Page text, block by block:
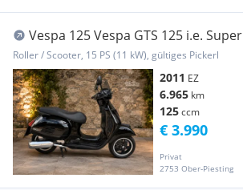
Vespa 125 Vespa GTS 125 i.e. Super
Roller / Scooter, 15 PS (11 kW), gültiges Pickerl
2011 EZ
6.965 km
125ccm
Privat
2753 Ober-Piesting
€ 3.990